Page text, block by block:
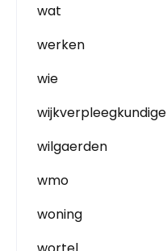
wat
werken
wie
wijkverpleegkundige
wilgaerden
wmo
woning